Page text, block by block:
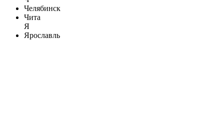
Челябинск
Чита
Я
Ярославль